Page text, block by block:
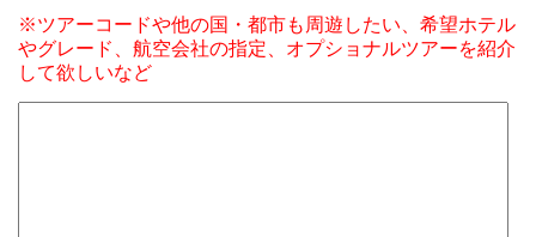
※ツアーコードや他の国・都市も周遊したい、希望ホテル
やグレード、航空会社の指定、オプショナルツアーを紹介
して欲しいなど